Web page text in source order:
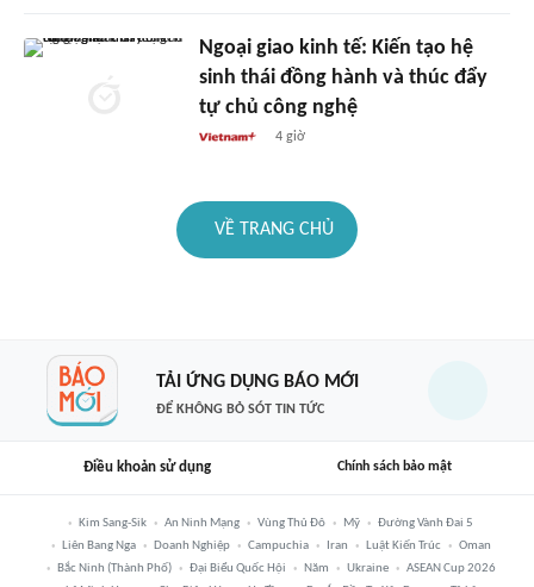
Ngoại giao kinh tế: Kiến tạo hệ
sinh thái đồng hành và thúc đẩy
tự chủ công nghệ
4 giờ
VỀ TRANG CHỦ
TẢI ỨNG DỤNG BÁO MỚI
ĐỂ KHÔNG BỎ SÓT TIN TỨC
Điều khoản sử dụng Chính sách bảo mật
Kim Sang-Sik An Ninh Mạng Vùng Thủ Đô Mỹ
Đường Vành Đai 5
Liên Bang Nga
Doanh Nghiệp Campuchia Iran Luật Kiến Trúc
Oman
Bắc Ninh (thành Phố)
Đại Biểu Quốc Hội Năm Ukraine
ASEAN Cup 2026